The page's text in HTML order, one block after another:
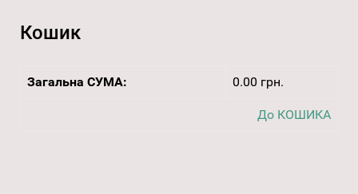
Кошик
Загальна СУМА: 0.00 грн.
До КОШИКА